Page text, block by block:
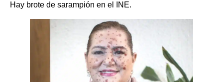
Hay brote de sarampión en el INE.